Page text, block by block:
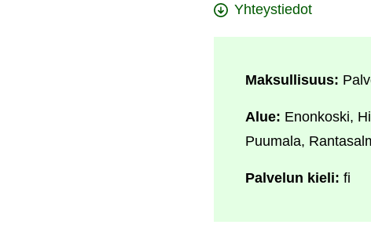
Yhteystiedot
Maksullisuus:
Alue: Enonkoski,
Puumala,
Palvelun kieli: fi